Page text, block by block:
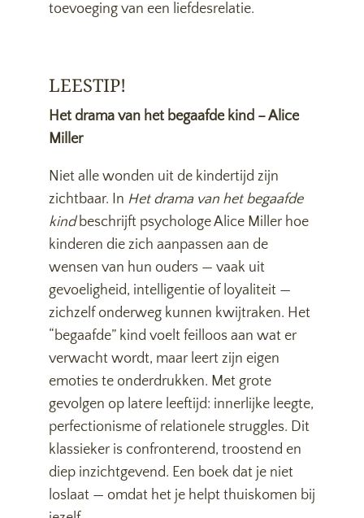
toevoeging van een liefdesrelatie.
LEESTIP!
Het drama van het begaafde kind – Alice
Miller
Niet alle wonden uit de kindertijd zijn
zichtbaar. In Het drama van het begaafde
kindbeschrijft psychologe Alice Miller hoe
kinderen die zich aanpassen aan de
wensen van hun ouders — vaak uit
gevoeligheid, intelligentie of loyaliteit —
zichzelf onderweg kunnen kwijtraken. Het
“begaafde” kind voelt feilloos aan wat er
verwacht wordt, maar leert zijn eigen
emoties te onderdrukken. Met grote
gevolgen op latere leeftijd: innerlijke leegte,
perfectionisme of relationele struggles. Dit
klassieker is confronterend, troostend en
diep inzichtgevend. Een boek dat je niet
loslaat — omdat het je helpt thuiskomen bij